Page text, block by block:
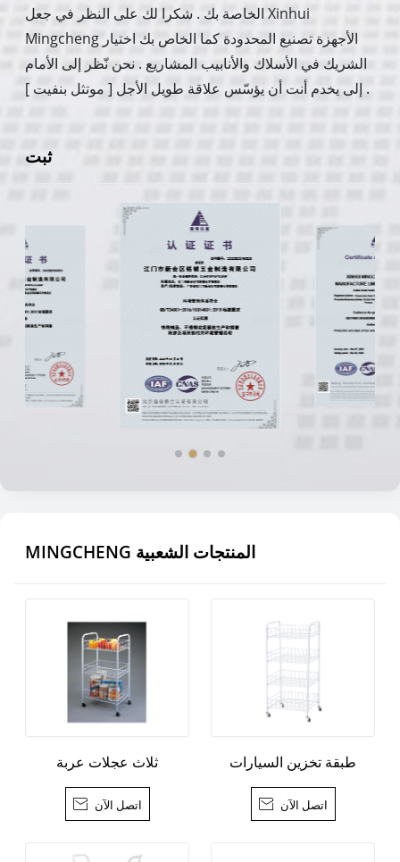
الخاصة بك . شكرا لك على النظر في جعل Xinhui
Mingcheng الأجهزة تصنيع المحدودة كما الخاص بك اختيار
الشريك في الأسلاك والأنابيب المشاريع . نحن نّظر إلى الأمام
إلى يخدم أنت أن يؤسّس علاقة طويل الأجل [ موتثل بنفيت ] .
ثبت
MINGCHENG المنتجات الشعبية
ثلاث عجلات عربة
 اتصل الآن
طبقة تخزين السيارات
 اتصل الآن